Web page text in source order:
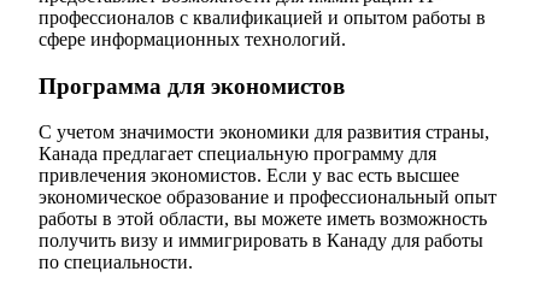
профессионалов с квалификацией и опытом работы в
сфере информационных технологий.
Программа для экономистов
С учетом значимости экономики для развития страны,
Канада предлагает специальную программу для
привлечения экономистов. Если у вас есть высшее
экономическое образование и профессиональный опыт
работы в этой области, вы можете иметь возможность
получить визу и иммигрировать в Канаду для работы
по специальности.